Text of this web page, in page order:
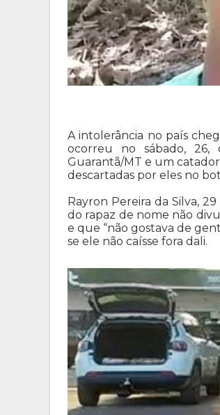
A intolerância no país
ocorreu no sábado,
Guarantã/MT e um
descartadas por eles no
Rayron Pereira da Silva,
do rapaz de nome não
e que “não gostava de
se ele não caísse fora dali.